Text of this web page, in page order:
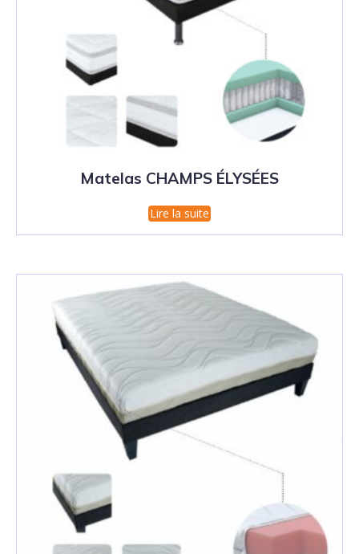
Matelas CHAMPS ÉLYSÉES
Lire la suite